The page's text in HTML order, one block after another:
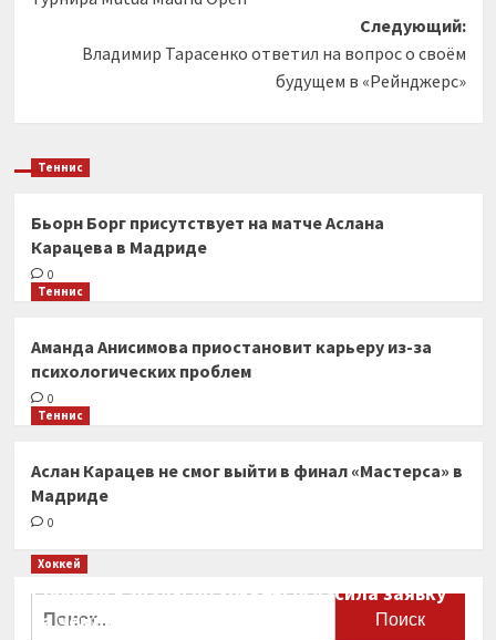
Следующий:
Владимир Тарасенко ответил на вопрос о своём
будущем в «Рейнджерс»
Теннис
Бьорн Борг присутствует на матче Аслана
Карацева в Мадриде
0
Теннис
Аманда Анисимова приостановит карьеру из-за
психологических проблем
0
Теннис
Аслан Карацев не смог выйти в финал «Мастерса» в
Мадриде
0
Хоккей
Сборная Канады по хоккею огласила заявку
на чемпионат мира